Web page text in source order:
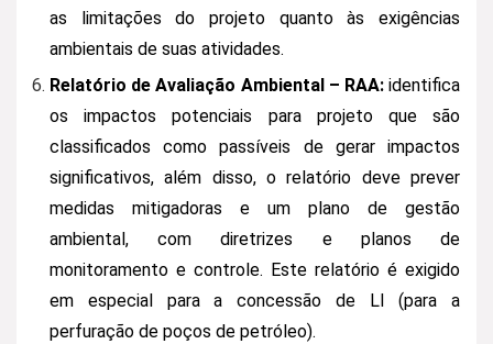
as limitações do projeto quanto às exigências
ambientais de suas atividades.
Relatório de Avaliação Ambiental – RAA:identifica
os impactos potenciais para projeto que são
classificados como passíveis de gerar impactos
significativos, além disso, o relatório deve prever
medidas mitigadoras e um plano de gestão
ambiental, com diretrizes e planos de
monitoramento e controle. Este relatório é exigido
em especial para a concessão de LI (para a
perfuração de poços de petróleo).